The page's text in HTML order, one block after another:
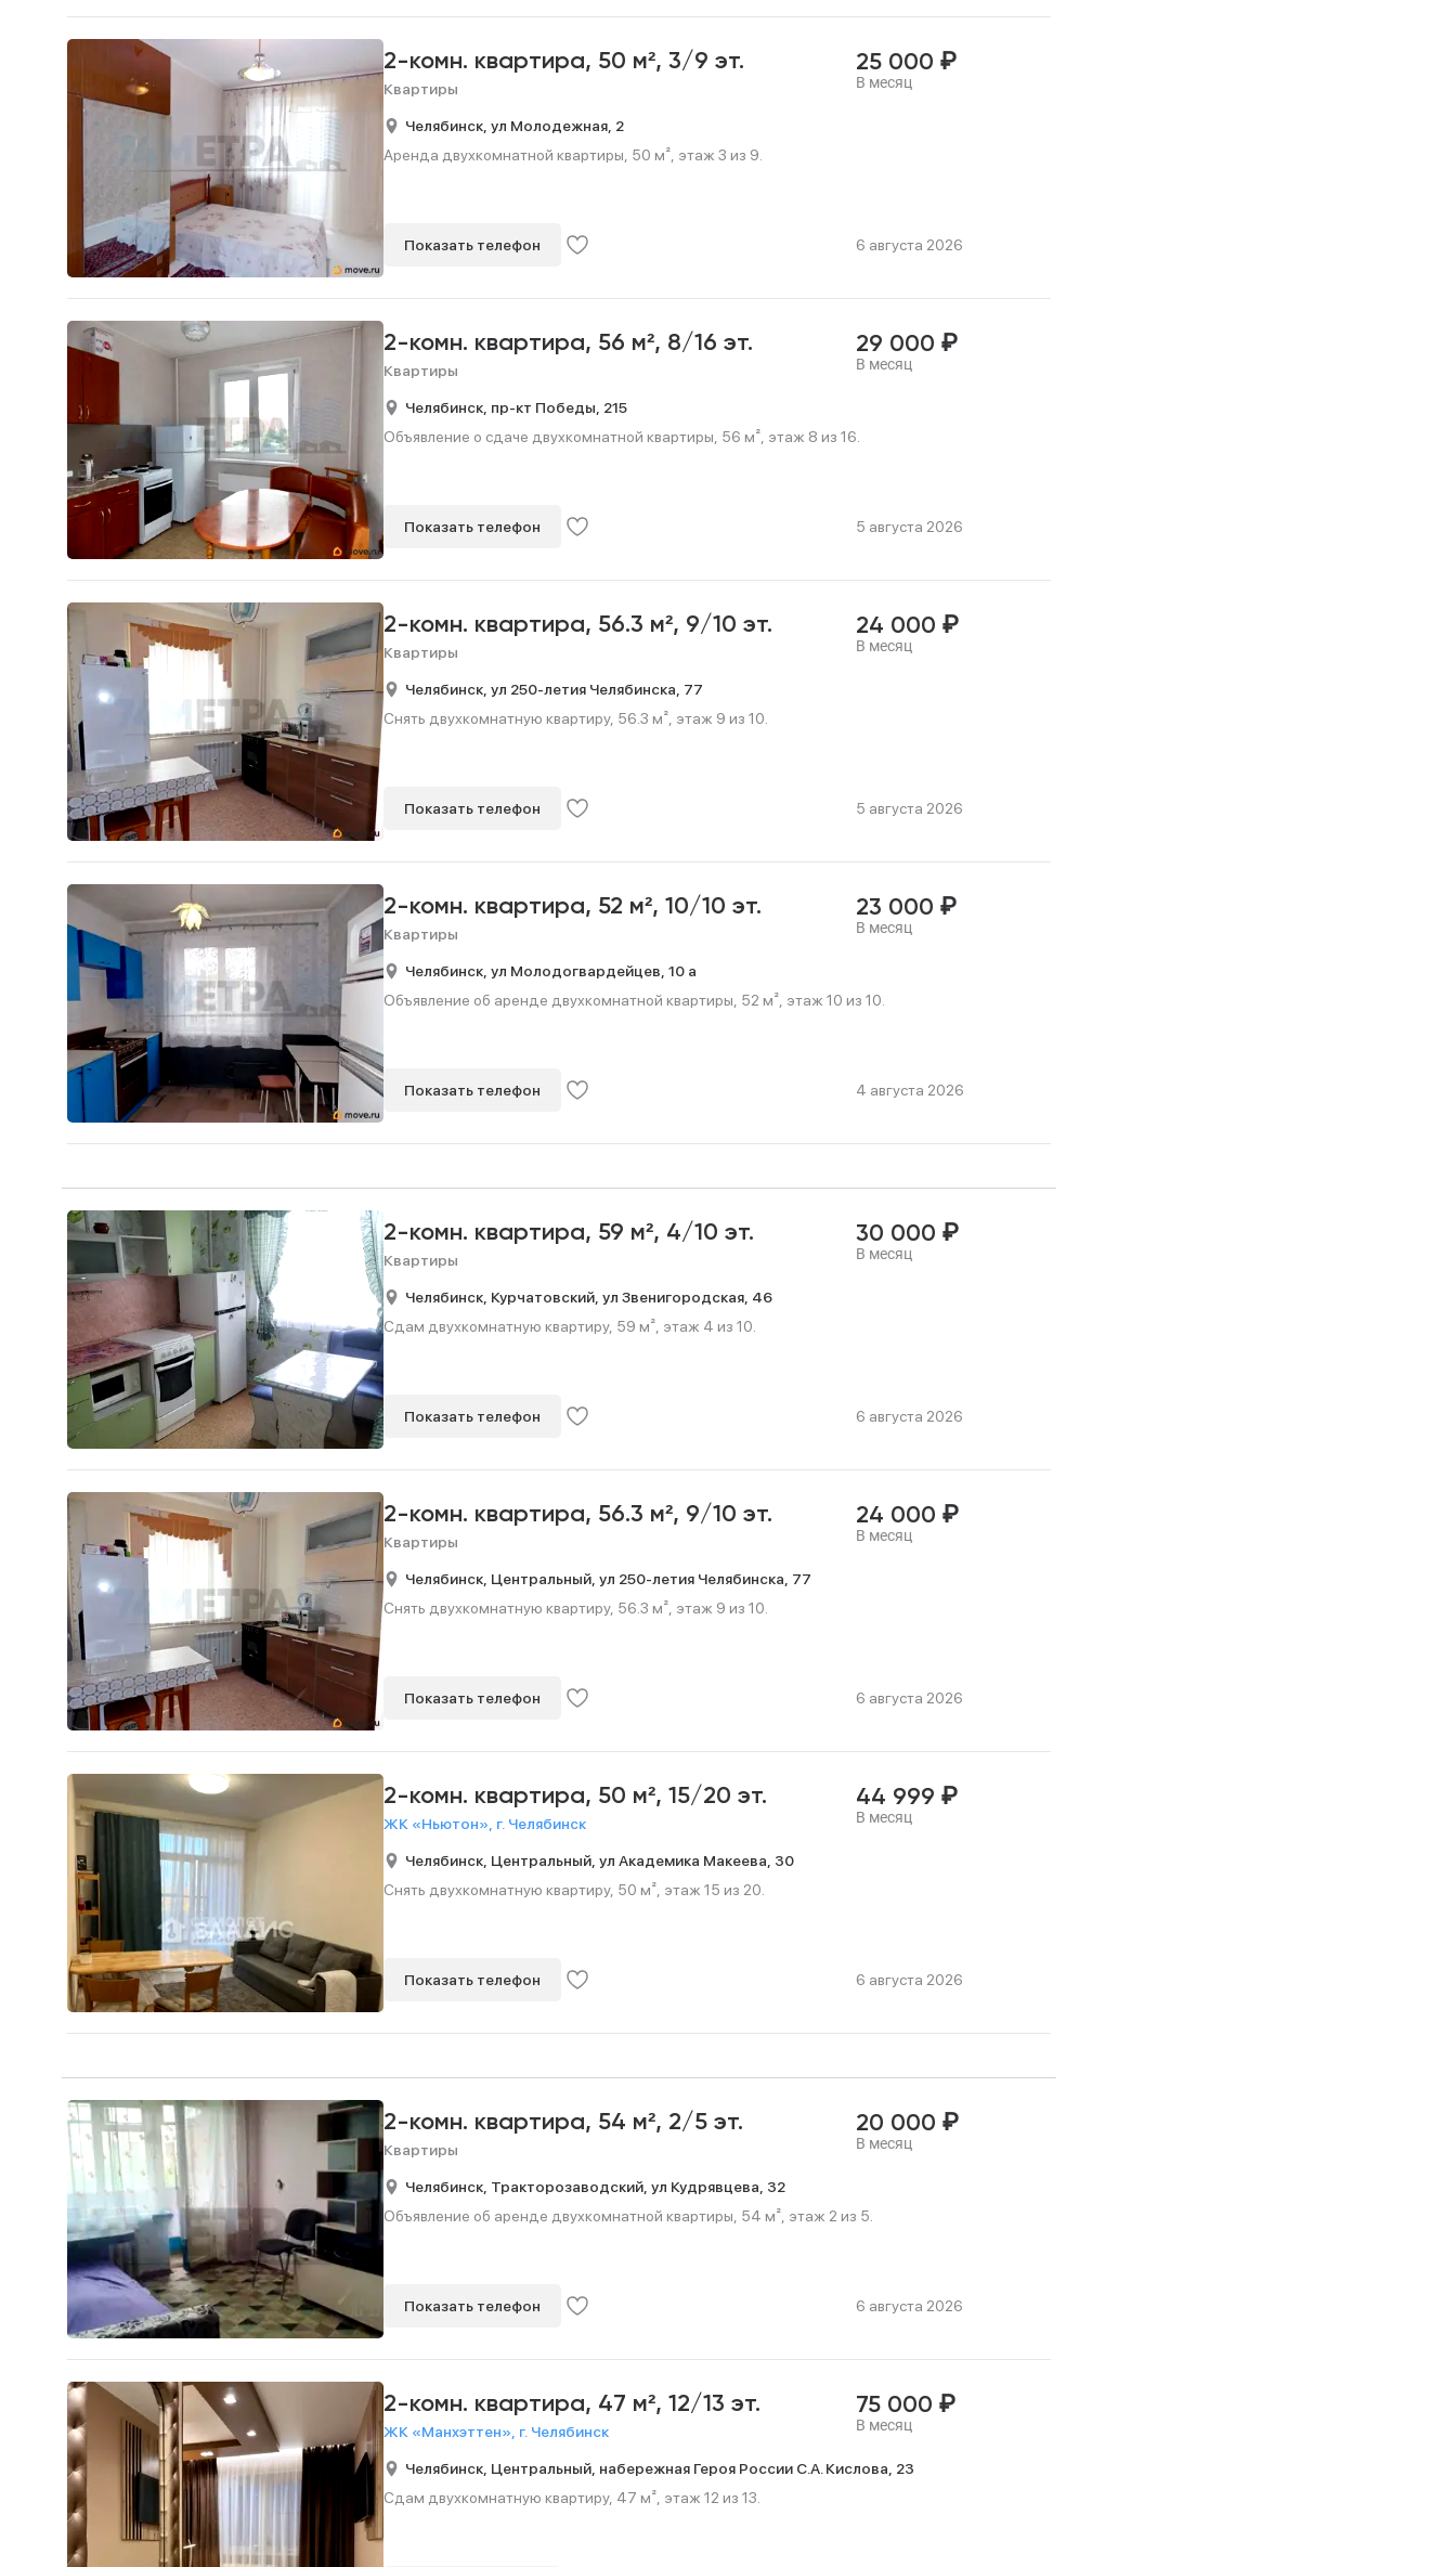
2-комн. квартира, 50 м², 3/9 эт.
Квартиры
25 000 ₽
В месяц
Челябинск, ул Молодежная, 2
Аренда двухкомнатной квартиры, 50 м², этаж 3 из 9.
Показать телефон 6 августа 2026
2-комн. квартира, 56 м², 8/16 эт.
Квартиры
29 000 ₽
В месяц
Челябинск, пр-кт Победы, 215
Объявление о сдаче двухкомнатной квартиры, 56 м², этаж 8 из 16.
Показать телефон 5 августа 2026
2-комн. квартира, 56.3 м², 9/10 эт.
Квартиры
24 000 ₽
В месяц
Челябинск, ул 250-летия Челябинска, 77
Снять двухкомнатную квартиру, 56.3 м², этаж 9 из 10.
Показать телефон 5 августа 2026
2-комн. квартира, 52 м², 10/10 эт.
Квартиры
23 000 ₽
В месяц
Челябинск, ул Молодогвардейцев, 10 а
Объявление об аренде двухкомнатной квартиры, 52 м², этаж 10 из 10.
Показать телефон 4 августа 2026
2-комн. квартира, 59 м², 4/10 эт.
Квартиры
30 000 ₽
В месяц
Челябинск, Курчатовский, ул Звенигородская, 46
Сдам двухкомнатную квартиру, 59 м², этаж 4 из 10.
Показать телефон 6 августа 2026
2-комн. квартира, 56.3 м², 9/10 эт.
Квартиры
24 000 ₽
В месяц
Челябинск, Центральный, ул 250-летия Челябинска, 77
Снять двухкомнатную квартиру, 56.3 м², этаж 9 из 10.
Показать телефон 6 августа 2026
2-комн. квартира, 50 м², 15/20 эт.
ЖК «Ньютон», г. Челябинск
44 999 ₽
В месяц
Челябинск, Центральный, ул Академика Макеева, 30
Снять двухкомнатную квартиру, 50 м², этаж 15 из 20.
Показать телефон 6 августа 2026
2-комн. квартира, 54 м², 2/5 эт.
Квартиры
20 000 ₽
В месяц
Челябинск, Тракторозаводский, ул Кудрявцева, 32
Объявление об аренде двухкомнатной квартиры, 54 м², этаж 2 из 5.
Показать телефон 6 августа 2026
2-комн. квартира, 47 м², 12/13 эт.
ЖК «Манхэттен», г. Челябинск
75 000 ₽
В месяц
Челябинск, Центральный, набережная Героя России С.А. Кислова, 23
Сдам двухкомнатную квартиру, 47 м², этаж 12 из 13.